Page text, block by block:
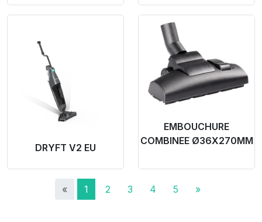
DRYFT V2 EU
Product Link
EMBOUCHURE
COMBINEE Ø36X270MM
« 1 2 3 4 5 »